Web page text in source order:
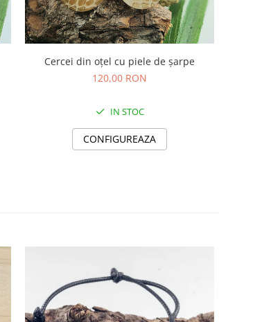
Cercei din oțel cu piele de șarpe
120,00 RON
IN STOC
CONFIGUREAZA